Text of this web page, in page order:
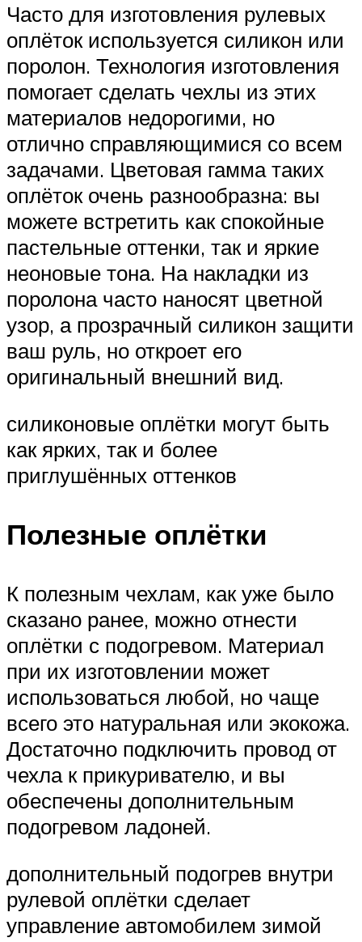
Часто для изготовления рулевых
оплёток используется силикон или
поролон. Технология изготовления
помогает сделать чехлы из этих
материалов недорогими, но
отлично справляющимися со всем
задачами. Цветовая гамма таких
оплёток очень разнообразна: вы
можете встретить как спокойные
пастельные оттенки, так и яркие
неоновые тона. На накладки из
поролона часто наносят цветной
узор, а прозрачный силикон защити
ваш руль, но откроет его
оригинальный внешний вид.
силиконовые оплётки могут быть
как ярких, так и более
приглушённых оттенков
Полезные оплётки
К полезным чехлам, как уже было
сказано ранее, можно отнести
оплётки с подогревом. Материал
при их изготовлении может
использоваться любой, но чаще
всего это натуральная или экокожа.
Достаточно подключить провод от
чехла к прикуривателю, и вы
обеспечены дополнительным
подогревом ладоней.
дополнительный подогрев внутри
рулевой оплётки сделает
управление автомобилем зимой